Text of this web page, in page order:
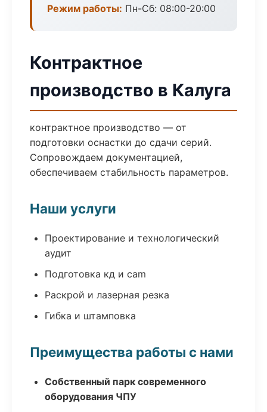
Режим работы: Пн-Сб: 08:00-20:00
Контрактное
производство в Калуга
контрактное производство — от
подготовки оснастки до сдачи серий.
Сопровождаем документацией,
обеспечиваем стабильность параметров.
Наши услуги
Проектирование и технологический
аудит
Подготовка кд и cam
Раскрой и лазерная резка
Гибка и штамповка
Преимущества работы с нами
Собственный парк современного
оборудования ЧПУ